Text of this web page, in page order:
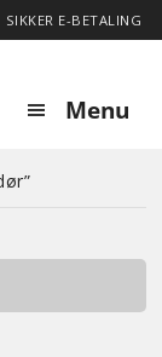
SIKKER E-BETALING
Menu
menu